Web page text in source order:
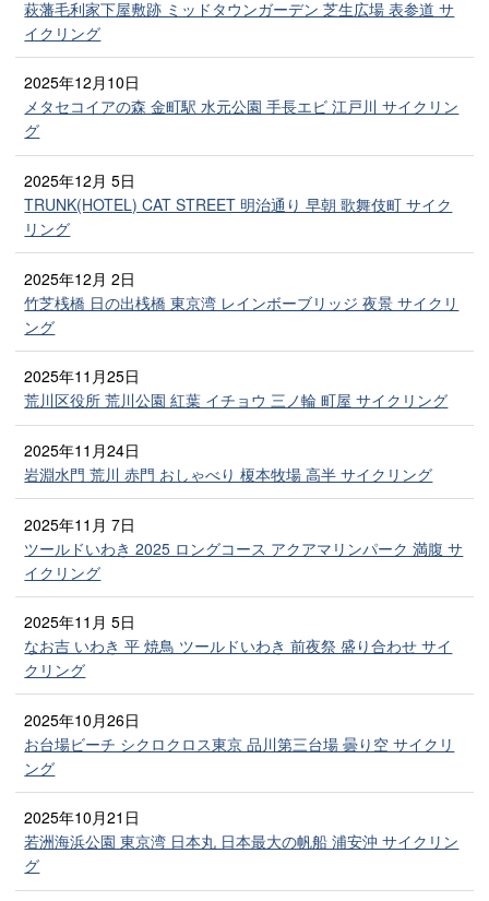
萩藩毛利家下屋敷跡 ミッドタウンガーデン 芝生広場 表参道 サ
イクリング
2025年12月10日
メタセコイアの森 金町駅 水元公園 手長エビ 江戸川 サイクリン
グ
2025年12月 5日
TRUNK(HOTEL) CAT STREET 明治通り 早朝 歌舞伎町 サイク
リング
2025年12月 2日
竹芝桟橋 日の出桟橋 東京湾 レインボーブリッジ 夜景 サイクリ
ング
2025年11月25日
荒川区役所 荒川公園 紅葉 イチョウ 三ノ輪 町屋 サイクリング
2025年11月24日
岩淵水門 荒川 赤門 おしゃべり 榎本牧場 高半 サイクリング
2025年11月 7日
ツールドいわき 2025 ロングコース アクアマリンパーク 満腹 サ
イクリング
2025年11月 5日
なお吉 いわき 平 焼鳥 ツールドいわき 前夜祭 盛り合わせ サイ
クリング
2025年10月26日
お台場ビーチ シクロクロス東京 品川第三台場 曇り空 サイクリ
ング
2025年10月21日
若洲海浜公園 東京湾 日本丸 日本最大の帆船 浦安沖 サイクリン
グ